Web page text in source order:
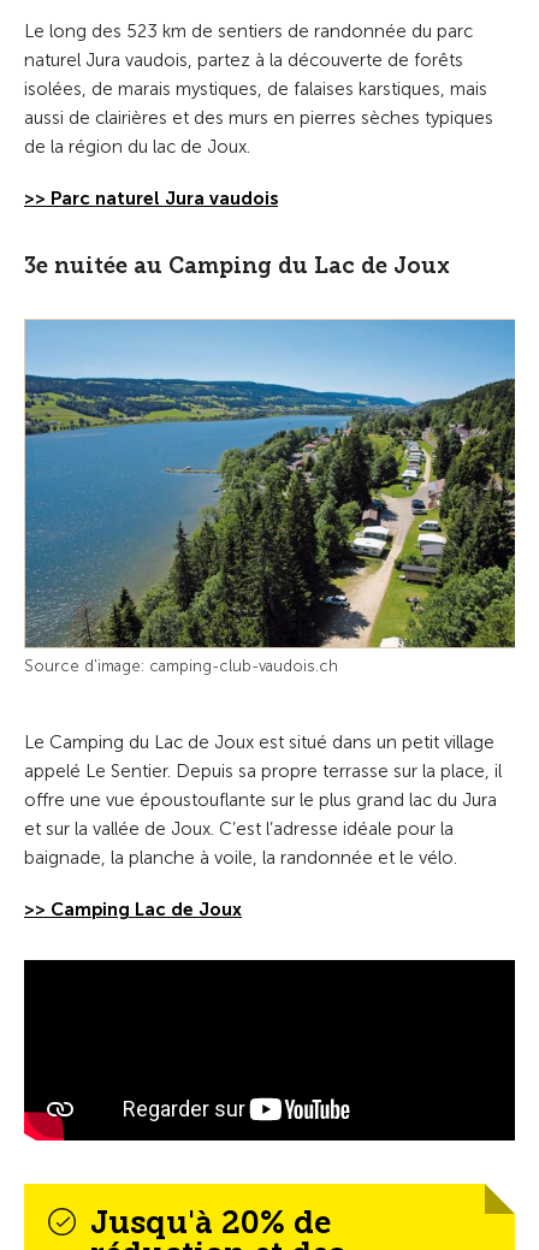
Le long des 523 km de sentiers de randonnée du parc
naturel Jura vaudois, partez à la découverte de forêts
isolées, de marais mystiques, de falaises karstiques, mais
aussi de clairières et des murs en pierres sèches typiques
de la région du lac de Joux.
>> Parc naturel Jura vaudois
3e nuitée au Camping du Lac de Joux
Source d'image: camping-club-vaudois.ch
Le Camping du Lac de Joux est situé dans un petit village
appelé Le Sentier. Depuis sa propre terrasse sur la place, il
offre une vue époustouflante sur le plus grand lac du Jura
et sur la vallée de Joux. C’est l’adresse idéale pour la
baignade, la planche à voile, la randonnée et le vélo.
>> Camping Lac de Joux
Jusqu'à 20% de